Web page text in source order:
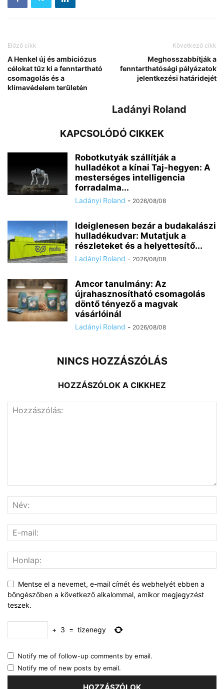
Előző cikk
A Henkel új és ambiciózus
célokat tűz ki a fenntartható
csomagolás és a
klímavédelem területén
Következő cikk
Meghosszabbítják a
fenntarthatósági pályázatok
jelentkezési határidejét
Ladányi Roland
KAPCSOLÓDÓ CIKKEK
Robotkutyák szállítják a
hulladékot a kínai Taj-hegyen: A
mesterséges intelligencia
forradalma...
Ladányi Roland - 2026/08/08
Ideiglenesen bezár a budakalászi
hulladékudvar: Mutatjuk a
részleteket és a helyettesítő...
Ladányi Roland - 2026/08/08
Amcor tanulmány: Az
újrahasznosítható csomagolás
döntő tényező a magvak
vásárlóinál
Ladányi Roland - 2026/08/08
NINCS HOZZÁSZÓLÁS
HOZZÁSZÓLOK A CIKKHEZ
Mentse el a nevemet, e-mail címét és webhelyét ebben a
böngészőben a következő alkalommal, amikor megjegyzést
teszek.
+ 3 = tizenegy
Notify me of follow-up comments by email.
Notify me of new posts by email.